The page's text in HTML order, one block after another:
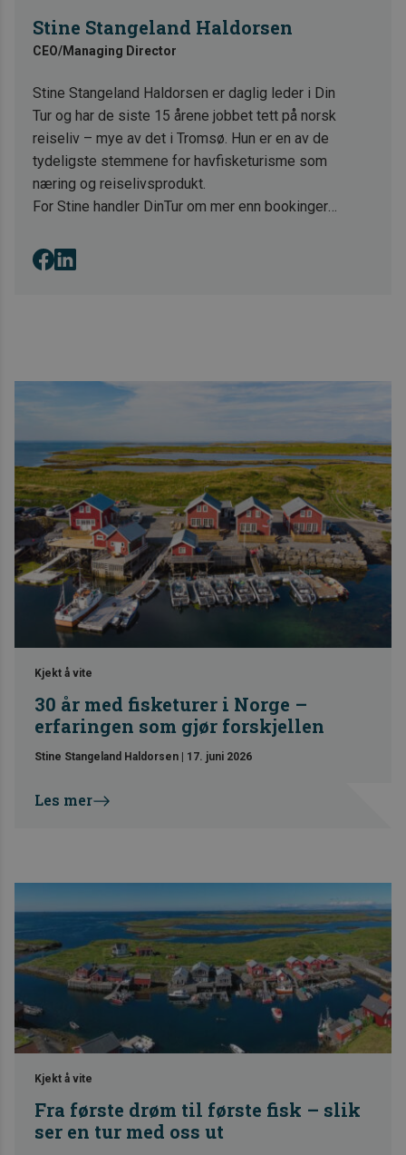
Stine Stangeland Haldorsen
CEO/Managing Director
Stine Stangeland Haldorsen er daglig leder i Din
Tur og har de siste 15 årene jobbet tett på norsk
reiseliv – mye av det i Tromsø. Hun er en av de
tydeligste stemmene for havfisketurisme som
næring og reiselivsprodukt.
For Stine handler DinTur om mer enn bookinger
arbeidsplasser i distriktet, om Norge som
reisemål – og om at gjester fra hele verden skal
Kjekt å vite
30 år med fisketurer i Norge –
erfaringen som gjør forskjellen
Stine Stangeland Haldorsen | 17. juni 2026
Les mer
Kjekt å vite
Fra første drøm til første fisk – slik
ser en tur med oss ut